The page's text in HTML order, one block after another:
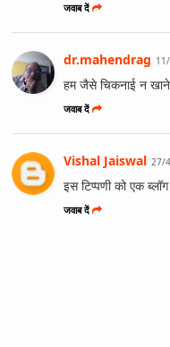
जवाब दें
dr.mahendrag
हम जैसे चिकनाई न खाने
जवाब दें
Vishal Jaiswal 27/
इस टिप्पणी को एक ब्लॉग
जवाब दें